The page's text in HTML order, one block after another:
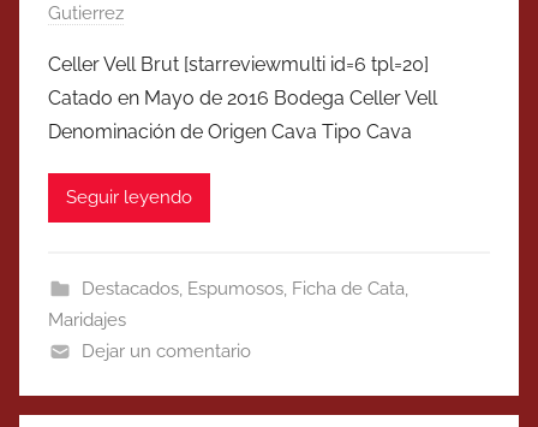
Gutierrez
Celler Vell Brut [starreviewmulti id=6 tpl=20]
Catado en Mayo de 2016 Bodega Celler Vell
Denominación de Origen Cava Tipo Cava
Seguir leyendo
Destacados, Espumosos, Ficha de Cata,
Maridajes
Dejar un comentario